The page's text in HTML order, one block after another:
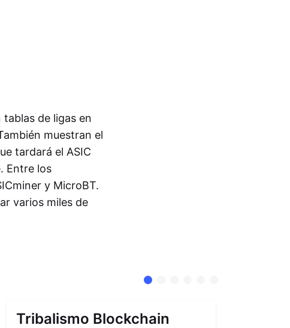
de ligas en
muestran el
tardará el ASIC
Entre los
y MicroBT.
varios miles de
Tribalismo Blockchain